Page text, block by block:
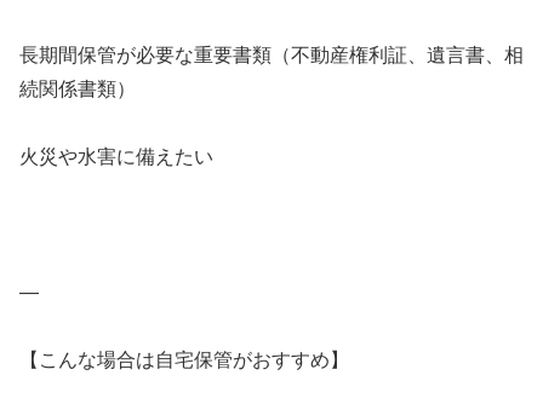
長期間保管が必要な重要書類（不動産権利証、遺言書、相
続関係書類）
火災や水害に備えたい
—
【こんな場合は自宅保管がおすすめ】